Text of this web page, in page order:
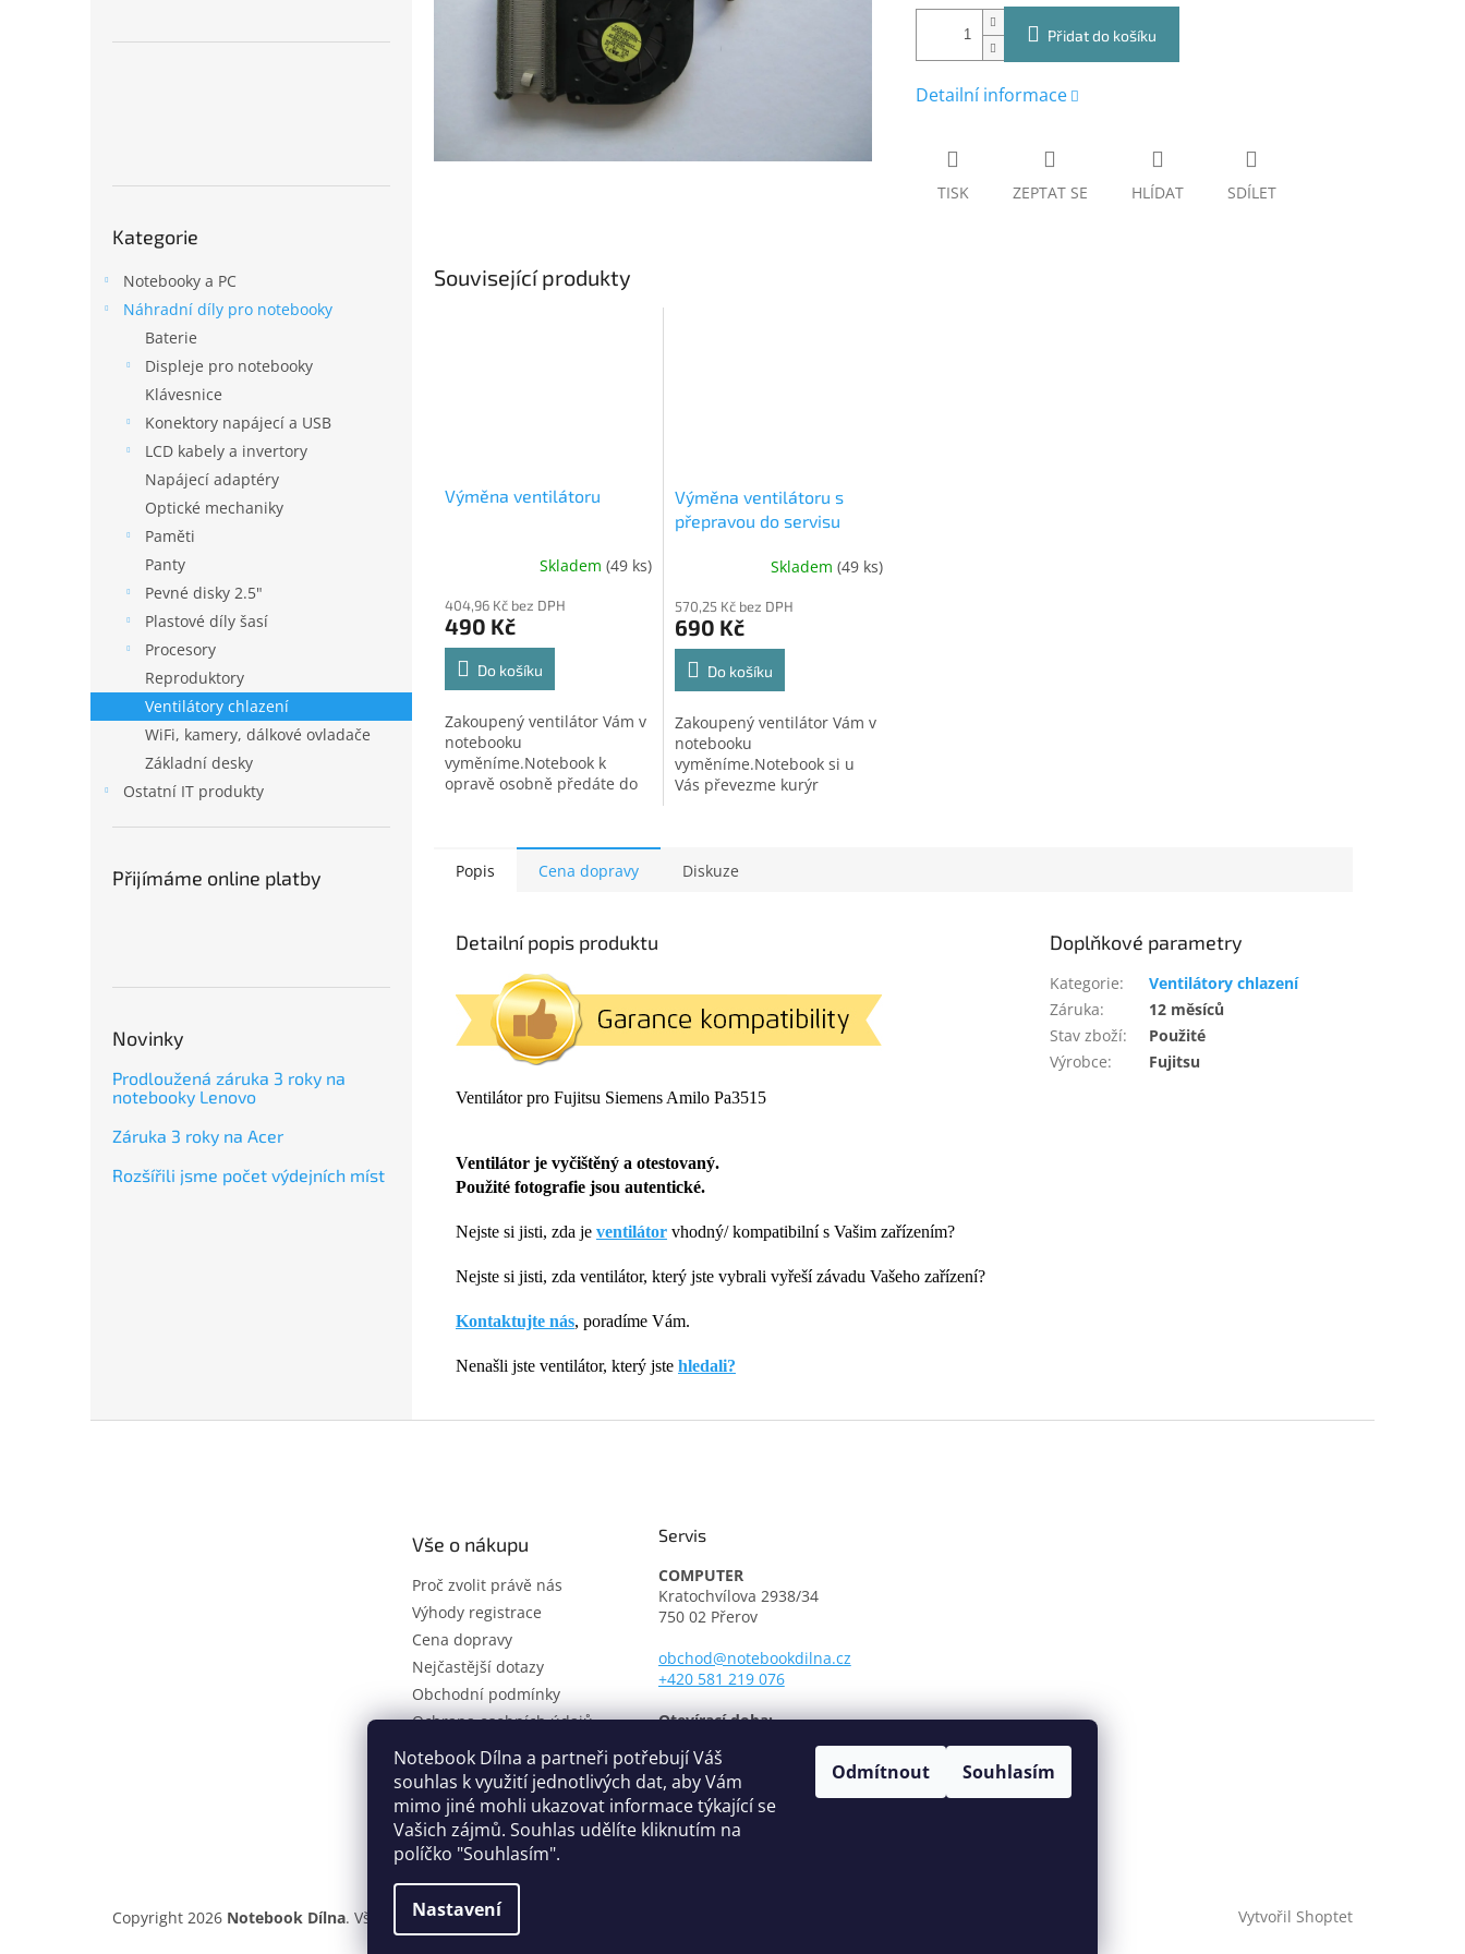
Notebook Dílna a partneři potřebují Váš
souhlas k využití jednotlivých dat, aby Vám
mimo jiné mohli ukazovat informace týkající se
Vašich zájmů. Souhlas udělíte kliknutím na
políčko "Souhlasím".
Nastavení
Odmítnout Souhlasím
kategorie
Kategorie
Notebooky a PC
Náhradní díly pro notebooky
Baterie
Displeje pro notebooky
Klávesnice
Konektory napájecí a USB
LCD kabely a invertory
Napájecí adaptéry
Optické mechaniky
Paměti
Panty
Pevné disky 2.5"
Plastové díly šasí
Procesory
Reproduktory
Ventilátory chlazení
WiFi, kamery, dálkové ovladače
Základní desky
Ostatní IT produkty
Přijímáme online platby
Novinky
Prodloužená záruka 3 roky na
notebooky Lenovo
Záruka 3 roky na Acer
Rozšířili jsme počet výdejních míst
Přidat do košíku
Detailní informace
TISK ZEPTAT SE HLÍDAT SDÍLET
Související produkty
Výměna ventilátoru
Skladem (49 ks)
404,96 Kč bez DPH
490 Kč
Do košíku
Zakoupený ventilátor Vám v
notebooku
vyměníme.Notebook k
opravě osobně předáte do
opravy si zařízení osobně
vyzvednete.
Výměna ventilátoru s
přepravou do servisu
Skladem (49 ks)
570,25 Kč bez DPH
690 Kč
Do košíku
Zakoupený ventilátor Vám v
notebooku
vyměníme.Notebook si u
Vás převezme kurýr
opravy Vám zařízení
Popis Cena dopravy Diskuze
Detailní popis produktu
Ventilátor pro Fujitsu Siemens Amilo Pa3515
Ventilátor je vyčištěný a otestovaný.
Použité fotografie jsou autentické.
Nejste si jisti, zda je ventilátor vhodný/ kompatibilní s Vašim zařízením?
Nejste si jisti, zda ventilátor, který jste vybrali vyřeší závadu Vašeho zařízení?
Kontaktujte nás, poradíme Vám.
Nenašli jste ventilátor, který jste hledali?
Doplňkové parametry
Kategorie:
Ventilátory chlazení
Záruka:
12 měsíců
Stav zboží:
Použité
Výrobce: Fujitsu
Vše o nákupu
Proč zvolit právě nás
Výhody registrace
Cena dopravy
Nejčastější dotazy
Obchodní podmínky
Ochrana osobních údajů
Reklamační řád
Servisní střediska
Naše certifikáty
Kontakty
Servis
COMPUTER
Kratochvílova 2938/34
750 02 Přerov
obchod@notebookdilna.cz
+420 581 219 076
Otevírací doba:
Pondělí - Pátek: 9.00 - 17.00
Vytvořil Shoptet
Copyright 2026 Notebook Dílna. Všechna práva vyhrazena.